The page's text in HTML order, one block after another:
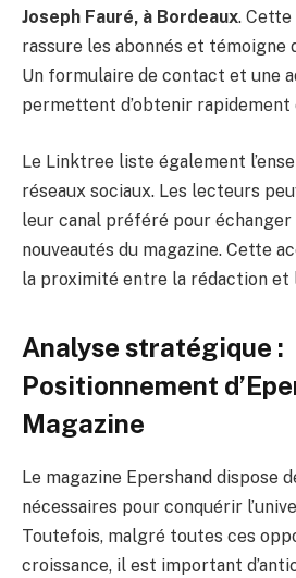
Joseph Fauré, à Bordeaux.
rassure les abonnés et témoigne
Un formulaire de contact et une
permettent d’obtenir rapidement
Le Linktree liste également
réseaux sociaux. Les lecteurs
leur canal préféré pour échanger
nouveautés du magazine. Cette
la proximité entre la rédaction et
Analyse stratégique :
Positionnement
Magazine
Le magazine Epershand dispose
nécessaires pour conquérir
Toutefois, malgré toutes ces
croissance, il est important